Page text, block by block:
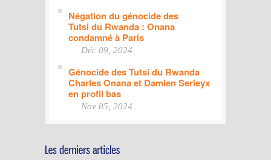
Négation du génocide des
Tutsi du Rwanda : Onana
condamné à Paris
Déc 09, 2024
Génocide des Tutsi du Rwanda
Charles Onana et Damien Serieyx
en profil bas
Nov 05, 2024